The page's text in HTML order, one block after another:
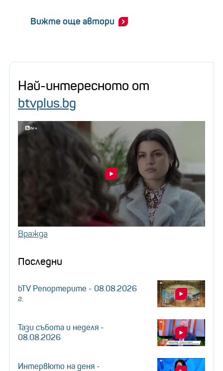
Вижте още автори
Най-интересното от
btvplus.bg
Вражда
Последни
bTV Репортерите - 08.08.2026
г.
Тази събота и неделя -
08.08.2026
Интервюто на деня -